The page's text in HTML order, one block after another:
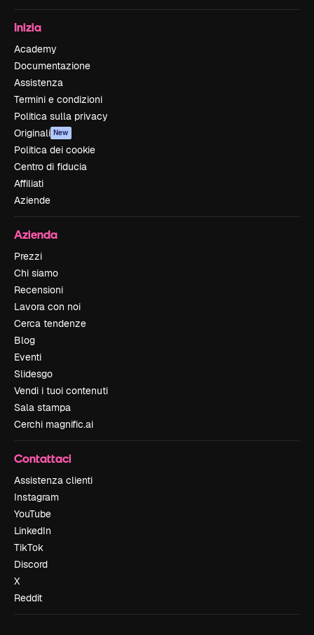
Inizia
Academy
Documentazione
Assistenza
Termini e condizioni
Politica sulla privacy
Originali New
Politica dei cookie
Centro di fiducia
Affiliati
Aziende
Azienda
Prezzi
Chi siamo
Recensioni
Lavora con noi
Cerca tendenze
Blog
Eventi
Slidesgo
Vendi i tuoi contenuti
Sala stampa
Cerchi magnific.ai
Contattaci
Assistenza clienti
Instagram
YouTube
LinkedIn
TikTok
Discord
X
Reddit